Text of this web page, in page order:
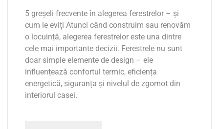
5 greșeli frecvente în alegerea ferestrelor – și
cum le eviți Atunci când construim sau renovăm
o locuință, alegerea ferestrelor este una dintre
cele mai importante decizii. Ferestrele nu sunt
doar simple elemente de design – ele
influențează confortul termic, eficiența
energetică, siguranța și nivelul de zgomot din
interiorul casei.